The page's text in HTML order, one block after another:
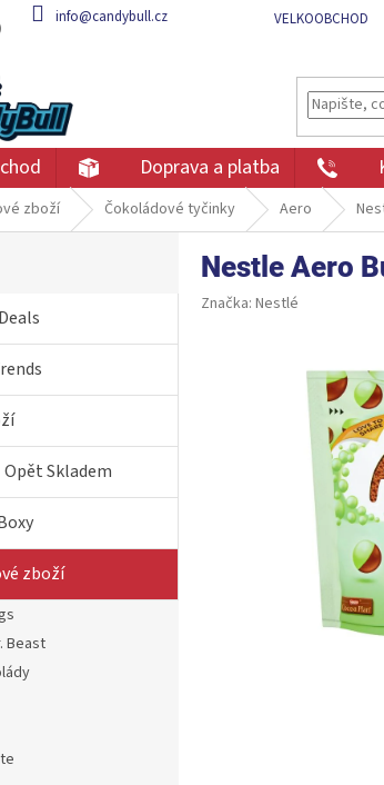
info@candybull.cz VELKOOBCHOD
Doprava a platba
zboží Čokoládové tyčinky Aero
Skladem
zboží
Beast
Nestle Aero
Značka: Nestlé